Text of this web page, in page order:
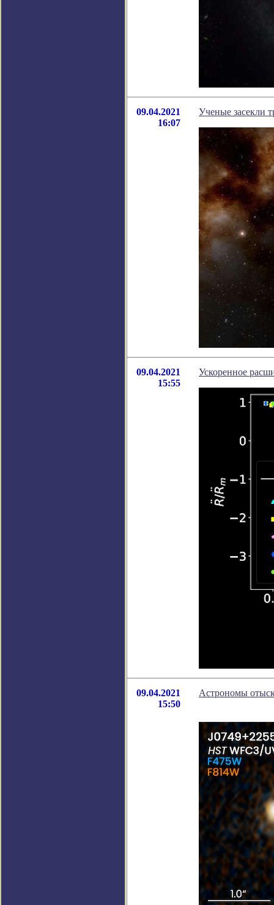
09.04.2021
16:07
Ученые засекли
09.04.2021
15:55
Ускоренное
09.04.2021
15:50
Астрономы